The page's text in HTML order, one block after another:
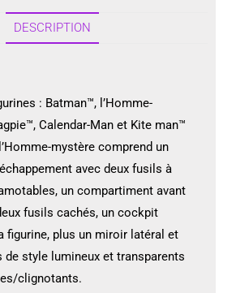
DESCRIPTION
: Batman™, l’Homme-
Calendar-Man et Kite man™
mystère comprend un
avec deux fusils à
un compartiment avant
fusils cachés, un cockpit
figurine, plus un miroir latéral et
de style lumineux et transparents
clignotants.